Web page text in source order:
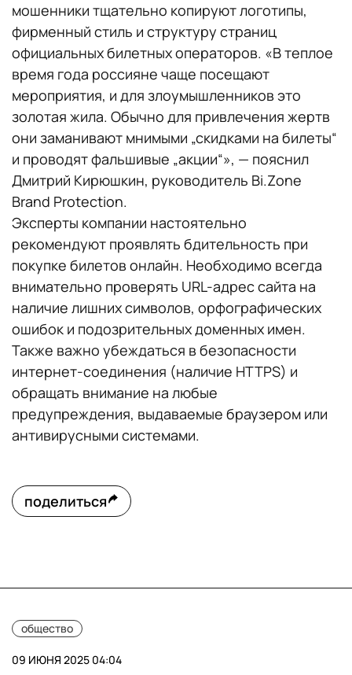
мошенники тщательно копируют логотипы,
фирменный стиль и структуру страниц
официальных билетных операторов. «В теплое
время года россияне чаще посещают
мероприятия, и для злоумышленников это
золотая жила. Обычно для привлечения жертв
они заманивают мнимыми „скидками на билеты“
и проводят фальшивые „акции“», — пояснил
Дмитрий Кирюшкин, руководитель Bi.Zone
Brand Protection.
Эксперты компании настоятельно
рекомендуют проявлять бдительность при
покупке билетов онлайн. Необходимо всегда
внимательно проверять URL-адрес сайта на
наличие лишних символов, орфографических
ошибок и подозрительных доменных имен.
Также важно убеждаться в безопасности
интернет-соединения (наличие HTTPS) и
обращать внимание на любые
предупреждения, выдаваемые браузером или
антивирусными системами.
поделиться
общество
09 ИЮНЯ 2025 04:04